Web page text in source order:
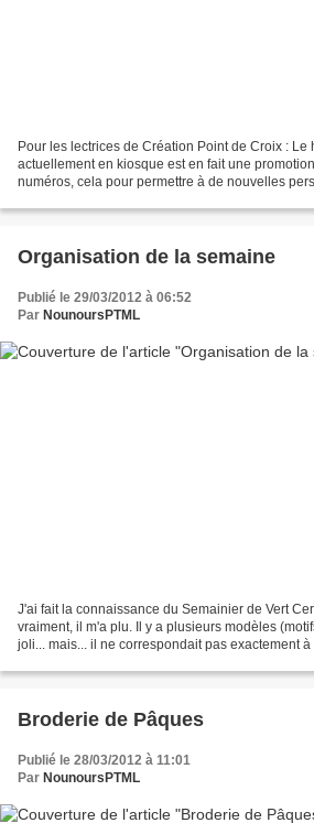
Pour les lectrices de Création Point de Croix : Le
actuellement en kiosque est en fait une
numéros, cela pour permettre à de nouvelles
Organisation de la semaine
Publié le 29/03/2012 à 06:52
Par NounoursPTML
J'ai fait la connaissance du Semainier de Vert
vraiment, il m'a plu. Il y a plusieurs modèles
joli... mais... il ne correspondait pas exactement
Broderie de Pâques
Publié le 28/03/2012 à 11:01
Par NounoursPTML